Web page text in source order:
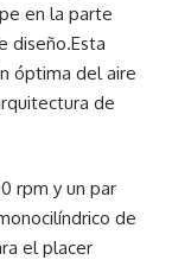
en la parte
diseño.Esta
óptima del aire
de
rpm y un par
de
el placer